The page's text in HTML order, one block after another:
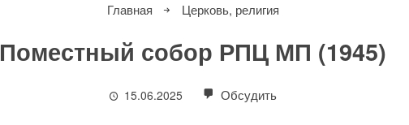
Главная Церковь, религия
Поместный собор РПЦ МП (1945)
15.06.2025 Обсудить